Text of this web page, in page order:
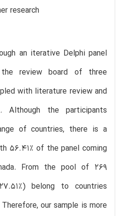
research
an iterative Delphi panel
review board of three
with literature review and
Although the participants
of countries, there is a
56.41% of the panel coming
From the pool of 269
belong to countries
our sample is more